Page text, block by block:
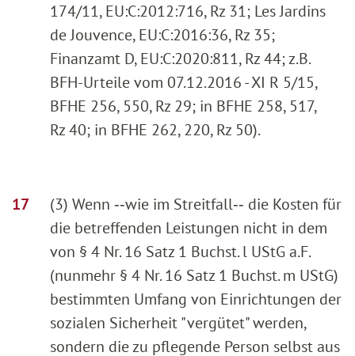
174/11, EU:C:2012:716, Rz 31; Les Jardins
de Jouvence, EU:C:2016:36, Rz 35;
Finanzamt D, EU:C:2020:811, Rz 44; z.B.
BFH-Urteile vom 07.12.2016 - XI R 5/15,
BFHE 256, 550, Rz 29; in BFHE 258, 517,
Rz 40; in BFHE 262, 220, Rz 50).
(3) Wenn ‑‑wie im Streitfall‑‑ die Kosten für
die betreffenden Leistungen nicht in dem
von § 4 Nr. 16 Satz 1 Buchst. l UStG a.F.
(nunmehr § 4 Nr. 16 Satz 1 Buchst. m UStG)
bestimmten Umfang von Einrichtungen der
sozialen Sicherheit "vergütet" werden,
sondern die zu pflegende Person selbst aus